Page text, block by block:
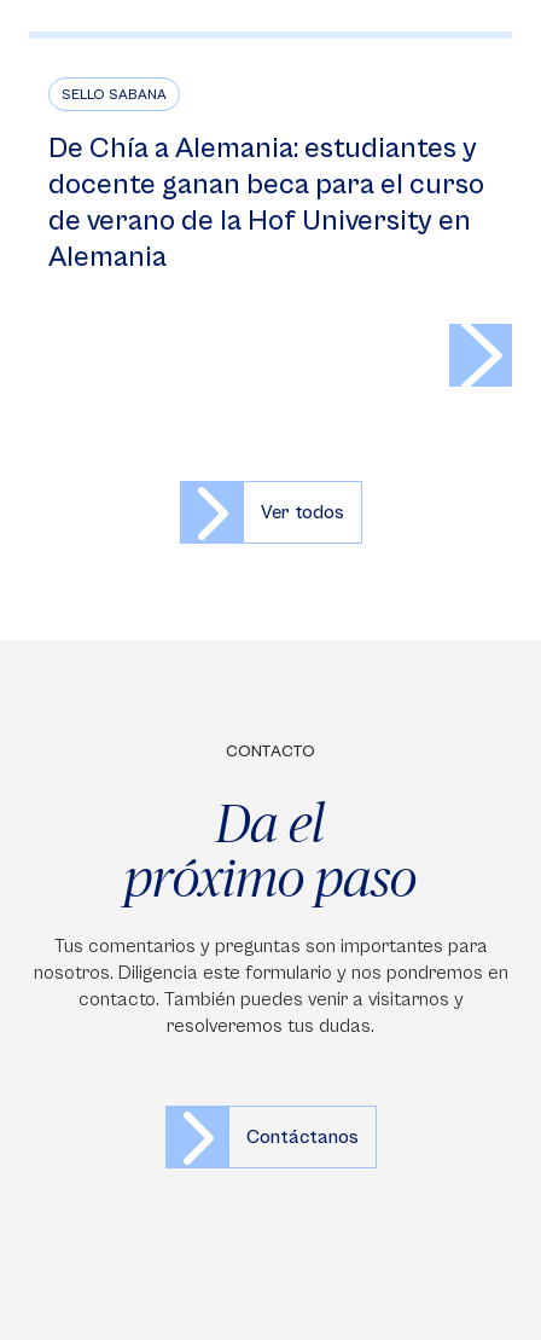
SELLO SABANA
De Chía a Alemania: estudiantes y
docente ganan beca para el curso
de verano de la Hof University en
Alemania
Ver todos
CONTACTO
Da el
próximo paso
Tus comentarios y preguntas son importantes para
nosotros. Diligencia este formulario y nos pondremos en
contacto. También puedes venir a visitarnos y
resolveremos tus dudas.
Contáctanos